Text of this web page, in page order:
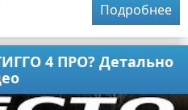
Подробнее
4 ПРО? Детально